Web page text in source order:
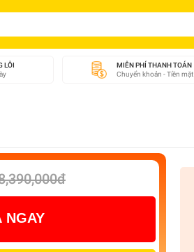
LỖI
MIỄN PHÍ THANH TOÁN
Chuyển khoản - Tiền mặt
NGAY